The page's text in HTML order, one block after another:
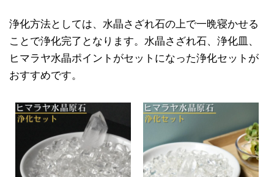
浄化方法としては、水晶さざれ石の上で一晩寝かせる
ことで浄化完了となります。水晶さざれ石、浄化皿、
ヒマラヤ水晶ポイントがセットになった浄化セットが
おすすめです。